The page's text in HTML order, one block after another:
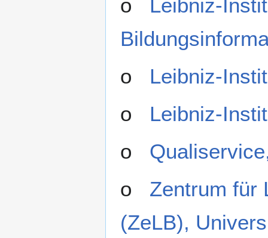
o
Leibniz-
o Leibniz-
o Leibniz-
o
o Zentrum für
(ZeLB),